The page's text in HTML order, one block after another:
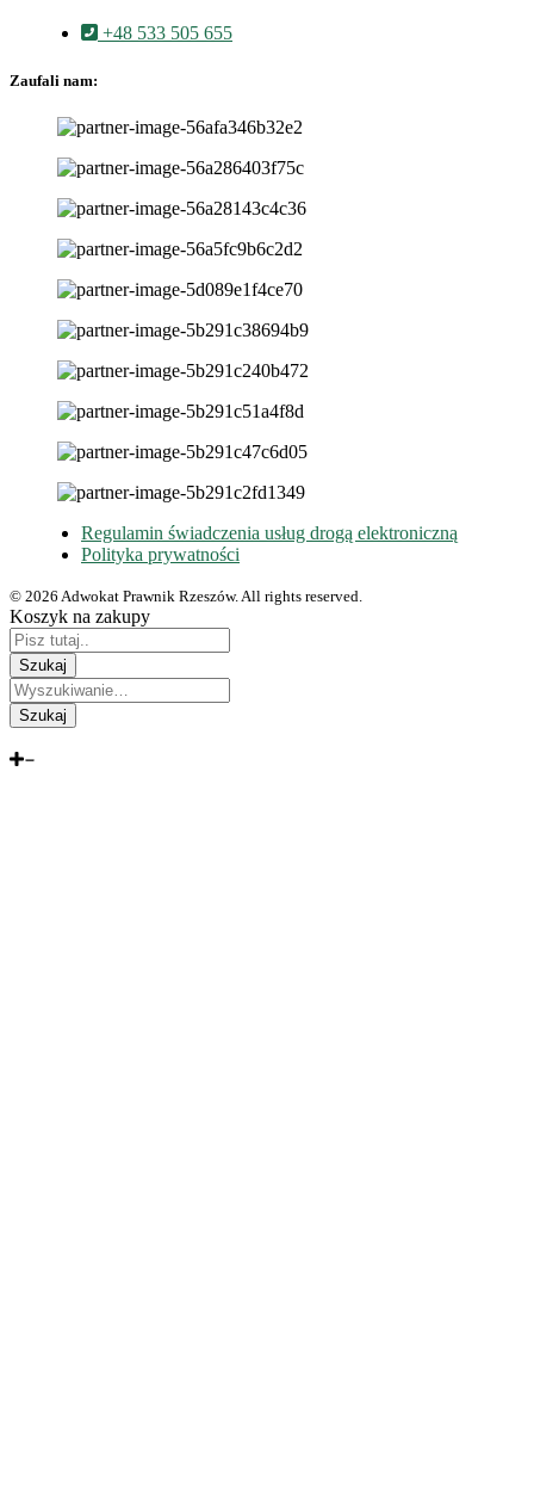
+48 533 505 655
Zaufali nam:
Regulamin świadczenia usług drogą elektroniczną
Polityka prywatności
© 2026 Adwokat Prawnik Rzeszów. All rights reserved.
Koszyk na zakupy